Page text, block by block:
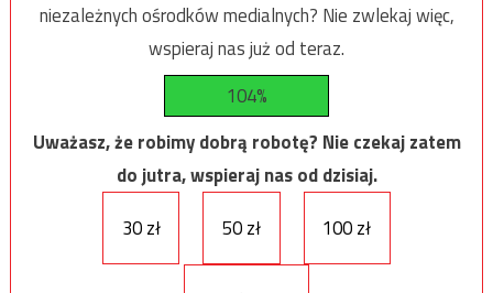
niezależnych ośrodków medialnych? Nie zwlekaj więc,
wspieraj nas już od teraz.
104%
Uważasz, że robimy dobrą robotę? Nie czekaj zatem
do jutra, wspieraj nas od dzisiaj.
30 zł
50 zł 100 zł